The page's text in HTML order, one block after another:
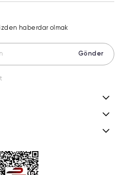
haberdar olmak
Gönder